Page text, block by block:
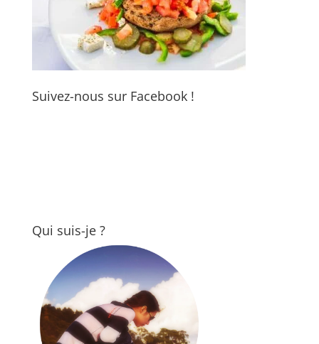
Suivez-nous sur Facebook !
Qui suis-je ?